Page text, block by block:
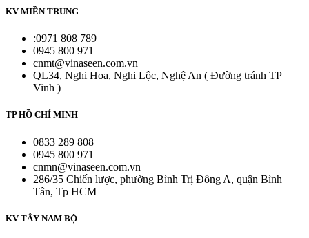
KV MIỀN TRUNG
:0971 808 789
0945 800 971
cnmt@vinaseen.com.vn
QL34, Nghi Hoa, Nghi Lộc, Nghệ An ( Đường tránh TP
Vinh )
TP HỒ CHÍ MINH
0833 289 808
0945 800 971
cnmn@vinaseen.com.vn
286/35 Chiến lược, phường Bình Trị Đông A, quận Bình
Tân, Tp HCM
KV TÂY NAM BỘ